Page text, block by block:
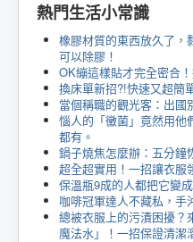
熱門生活小常識
橡膠材質的東西放久了，
可以除膠！
OK繃這樣貼才完全密合
換床單新招?!快速又超簡
當個稱職的觀光客：出國
惱人的「黴菌」竟然用他
都有。
鍋子燒焦怎麼辦：五分鐘
超全超實用！一招讓衣服
保溫瓶9成的人都把它變
咖啡冠軍達人不藏私，手
總被衣服上的污漬困擾？
魔法水」！一招保證清潔